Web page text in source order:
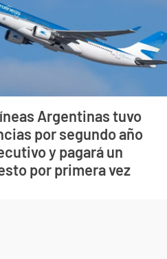
Argentinas tuvo
por segundo año
y pagará un
por primera vez